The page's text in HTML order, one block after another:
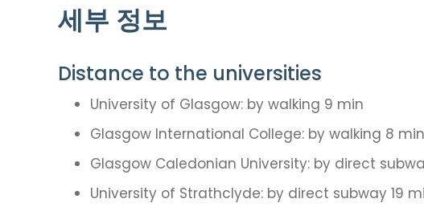
세부 정보
Distance to the universities
University of Glasgow: by walking 9 min
Glasgow International College: by walking 8 min
Glasgow Caledonian University: by direct
University of Strathclyde: by direct subway 19